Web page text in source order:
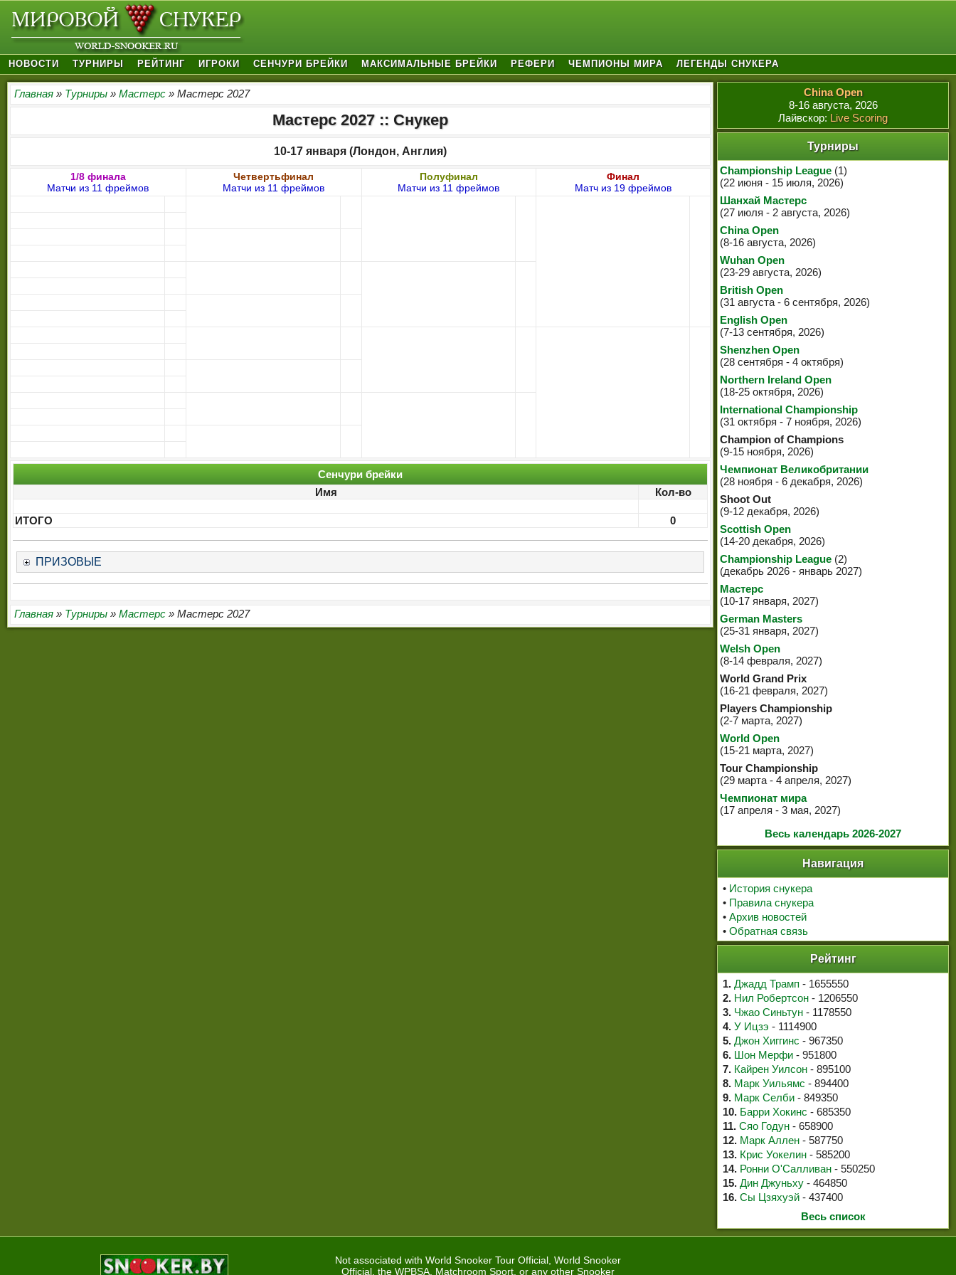
НОВОСТИ ТУРНИРЫ РЕЙТИНГ ИГРОКИ СЕНЧУРИ БРЕЙКИ МАКСИМАЛЬНЫЕ БРЕЙКИ РЕФЕРИ ЧЕМПИОНЫ МИРА ЛЕГЕНДЫ СНУКЕРА
Главная » Турниры » Мастерс » Мастерс 2027
Мастерс 2027 :: Снукер
10-17 января (Лондон, Англия)
1/8 финала
Матчи из 11 фреймов
Четвертьфинал
Матчи из 11 фреймов
Полуфинал
Матчи из 11 фреймов
Финал
Матч из 19 фреймов
Сенчури брейки
Имя
Кол-во
ИТОГО 0
ПРИЗОВЫЕ
Главная » Турниры » Мастерс » Мастерс 2027
China Open
8-16 августа, 2026
Лайвскор: Live Scoring
Турниры
Championship League (1)
(22 июня - 15 июля, 2026)
Шанхай Мастерс
(27 июля - 2 августа, 2026)
China Open
(8-16 августа, 2026)
Wuhan Open
(23-29 августа, 2026)
British Open
(31 августа - 6 сентября, 2026)
English Open
(7-13 сентября, 2026)
Shenzhen Open
(28 сентября - 4 октября)
Northern Ireland Open
(18-25 октября, 2026)
International Championship
(31 октября - 7 ноября, 2026)
Champion of Champions
(9-15 ноября, 2026)
Чемпионат Великобритании
(28 ноября - 6 декабря, 2026)
Shoot Out
(9-12 декабря, 2026)
Scottish Open
(14-20 декабря, 2026)
Championship League (2)
(декабрь 2026 - январь 2027)
Мастерс
(10-17 января, 2027)
German Masters
(25-31 января, 2027)
Welsh Open
(8-14 февраля, 2027)
World Grand Prix
(16-21 февраля, 2027)
Players Championship
(2-7 марта, 2027)
World Open
(15-21 марта, 2027)
Tour Championship
(29 марта - 4 апреля, 2027)
Чемпионат мира
(17 апреля - 3 мая, 2027)
Весь календарь 2026-2027
Навигация
• История снукера
• Правила снукера
• Архив новостей
• Обратная связь
Рейтинг
1. Джадд Трамп - 1655550
2. Нил Робертсон - 1206550
3. Чжао Синьтун - 1178550
4. У Ицзэ - 1114900
5. Джон Хиггинс - 967350
6. Шон Мерфи - 951800
7. Кайрен Уилсон - 895100
8. Марк Уильямс - 894400
9. Марк Селби - 849350
10. Барри Хокинс - 685350
11. Сяо Годун - 658900
12. Марк Аллен - 587750
13. Крис Уокелин - 585200
14. Ронни О'Салливан - 550250
15. Дин Джуньху - 464850
16. Сы Цзяхуэй - 437400
Весь список
Not associated with World Snooker Tour Official, World Snooker
Official, the WPBSA, Matchroom Sport, or any other Snooker